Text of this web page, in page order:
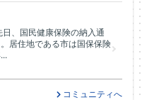
、国民健康保険の納入通
居住地である市は国保保険
コミュニティへ